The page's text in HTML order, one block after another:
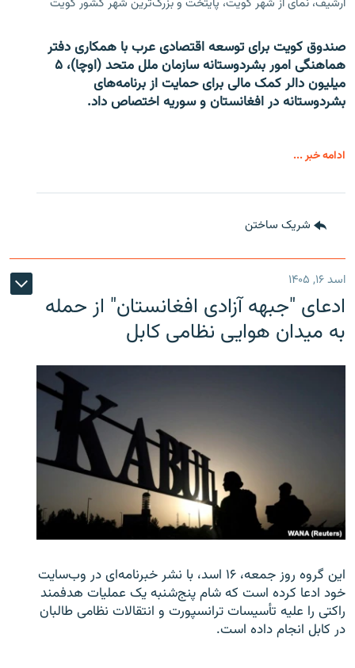
صندوق کویت برای توسعه اقتصادی عرب با همکاری دفتر
هماهنگی امور بشردوستانه سازمان ملل متحد (اوچا)، ۵
میلیون دالر کمک مالی برای حمایت از برنامه‌های
بشردوستانه در افغانستان و سوریه اختصاص داد.
ادامه خبر ...
شریک ساختن
اسد ۱۶, ۱۴۰۵
ادعای "جبهه آزادی افغانستان" از حمله
به میدان هوایی نظامی کابل
این گروه روز جمعه، ۱۶ اسد، با نشر خبرنامه‌ای در وب‌سایت
خود ادعا کرده است که شام پنج‌شنبه یک عملیات هدفمند
راکتی را علیه تأسیسات ترانسپورت و انتقالات نظامی طالبان
در کابل انجام داده است.